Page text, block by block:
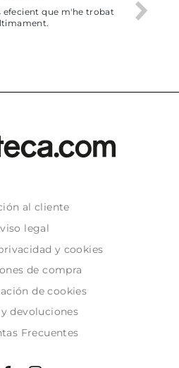
efecient que m'he trobat
al cliente
legal
y cookies
de compra
de cookies
devoluciones
Frecuentes